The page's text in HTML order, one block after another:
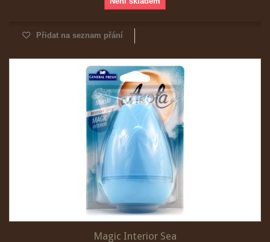
Přidat na seznam přání
Magic Interior Sea